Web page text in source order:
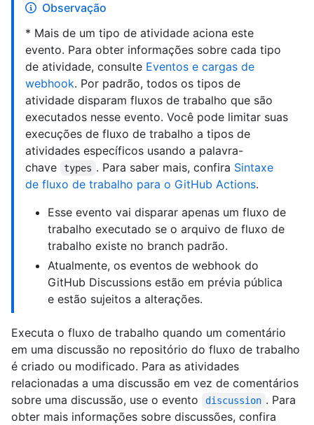
Observação
* Mais de um tipo de atividade aciona este
evento. Para obter informações sobre cada tipo
de atividade, consulte Eventos e cargas de
webhook. Por padrão, todos os tipos de
atividade disparam fluxos de trabalho que são
executados nesse evento. Você pode limitar suas
execuções de fluxo de trabalho a tipos de
atividades específicos usando a palavra-
chave
types . Para saber mais, confira Sintaxe
de fluxo de trabalho para o GitHub Actions.
Esse evento vai disparar apenas um fluxo de
trabalho executado se o arquivo de fluxo de
trabalho existe no branch padrão.
Atualmente, os eventos de webhook do
GitHub Discussions estão em prévia pública
e estão sujeitos a alterações.
Executa o fluxo de trabalho quando um comentário
em uma discussão no repositório do fluxo de trabalho
é criado ou modificado. Para as atividades
relacionadas a uma discussão em vez de comentários
sobre uma discussão, use o evento
discussion . Para
obter mais informações sobre discussões, confira